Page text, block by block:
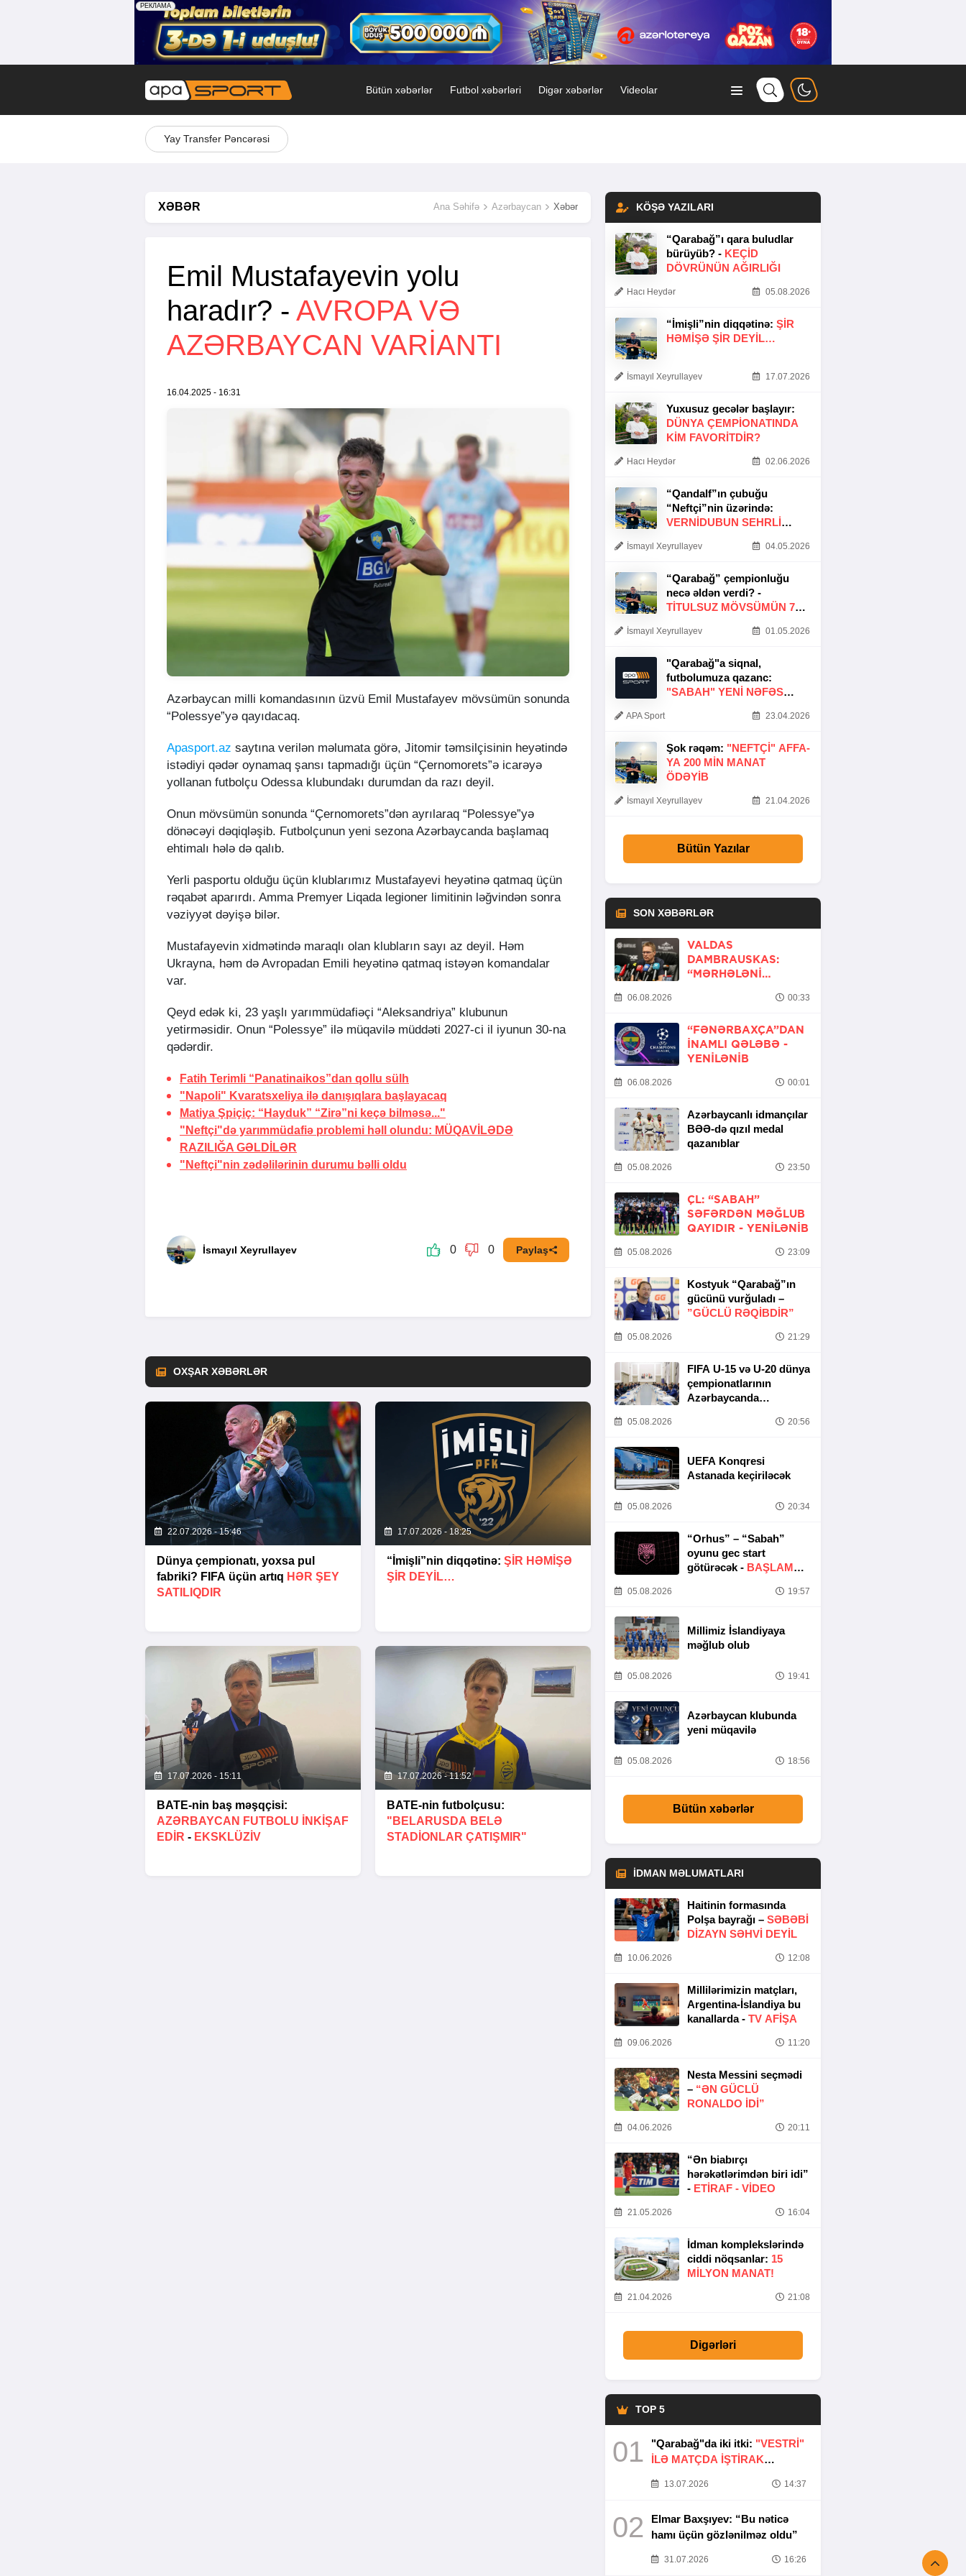
Bütün xəbərlər Futbol xəbərləri Digər xəbərlər Videolar
Yay Transfer Pəncərəsi
XƏBƏR Ana Səhifə Azərbaycan Xəbər
Emil Mustafayevin yolu
haradır? - AVROPA VƏ
AZƏRBAYCAN VARİANTI
16.04.2025 - 16:31
Azərbaycan milli komandasının üzvü Emil Mustafayev mövsümün sonunda
“Polessye”yə qayıdacaq.
Apasport.az saytına verilən məlumata görə, Jitomir təmsilçisinin heyətində
istədiyi qədər oynamaq şansı tapmadığı üçün “Çernomorets”ə icarəyə
yollanan futbolçu Odessa klubundakı durumdan da razı deyil.
Onun mövsümün sonunda “Çernomorets”dən ayrılaraq “Polessye”yə
dönəcəyi dəqiqləşib. Futbolçunun yeni sezona Azərbaycanda başlamaq
ehtimalı hələ də qalıb.
Yerli pasportu olduğu üçün klublarımız Mustafayevi heyətinə qatmaq üçün
rəqabət aparırdı. Amma Premyer Liqada legioner limitinin ləğvindən sonra
vəziyyət dəyişə bilər.
Mustafayevin xidmətində maraqlı olan klubların sayı az deyil. Həm
Ukrayna, həm də Avropadan Emili heyətinə qatmaq istəyən komandalar
var.
Qeyd edək ki, 23 yaşlı yarımmüdafiəçi “Aleksandriya” klubunun
yetirməsidir. Onun “Polessye” ilə müqavilə müddəti 2027-ci il iyunun 30-na
qədərdir.
Fatih Terimli “Panatinaikos”dan qollu sülh
"Napoli" Kvaratsxeliya ilə danışıqlara başlayacaq
Matiya Şpiçiç: “Hayduk” “Zirə”ni keçə bilməsə..."
"Neftçi"də yarımmüdafiə problemi həll olundu: MÜQAVİLƏDƏ
RAZILIĞA GƏLDİLƏR
"Neftçi"nin zədəlilərinin durumu bəlli oldu
İsmayıl Xeyrullayev 0 0 Paylaş
OXŞAR XƏBƏRLƏR
22.07.2026 - 15:46
Dünya çempionatı, yoxsa pul
fabriki? FIFA üçün artıq HƏR ŞEY
SATILIQDIR
17.07.2026 - 18:25
“İmişli”nin diqqətinə: ŞIR HƏMIŞƏ
ŞIR DEYIL…
17.07.2026 - 15:11
BATE-nin baş məşqçisi:
AZƏRBAYCAN FUTBOLU INKIŞAF
EDIR - EKSKLÜZİV
17.07.2026 - 11:52
BATE-nin futbolçusu:
"BELARUSDA BELƏ
STADIONLAR ÇATIŞMIR"
KÖŞƏ YAZILARI
“Qarabağ”ı qara buludlar
bürüyüb? - KEÇID
DÖVRÜNÜN AĞIRLIĞI
Hacı Heydər 05.08.2026
“İmişli”nin diqqətinə: ŞIR
HƏMIŞƏ ŞIR DEYIL…
İsmayıl Xeyrullayev 17.07.2026
Yuxusuz gecələr başlayır:
DÜNYA ÇEMPIONATINDA
KIM FAVORITDIR?
Hacı Heydər 02.06.2026
“Qandalf”ın çubuğu
“Neftçi”nin üzərində:
VERNİDUBUN SEHRLİ
İsmayıl Xeyrullayev 04.05.2026
“Qarabağ” çempionluğu
necə əldən verdi? -
TITULSUZ MÖVSÜMÜN 7
İsmayıl Xeyrullayev 01.05.2026
"Qarabağ"a siqnal,
futbolumuza qazanc:
"SABAH" YENI NƏFƏS
APA Sport 23.04.2026
Şok rəqəm: "NEFTÇI" AFFA-
YA 200 MIN MANAT
ÖDƏYIB
İsmayıl Xeyrullayev 21.04.2026
Bütün Yazılar
SON XƏBƏRLƏR
VALDAS
DAMBRAUSKAS:
“MƏRHƏLƏNI
06.08.2026 00:33
“FƏNƏRBAXÇA”DAN
INAMLI QƏLƏBƏ -
YENİLƏNİB
06.08.2026 00:01
Azərbaycanlı idmançılar
BƏƏ-də qızıl medal
qazanıblar
05.08.2026 23:50
ÇL: “SABAH”
SƏFƏRDƏN MƏĞLUB
QAYIDIR - YENİLƏNİB
05.08.2026 23:09
Kostyuk “Qarabağ”ın
gücünü vurğuladı –
”GÜCLÜ RƏQİBDİR”
05.08.2026 21:29
FIFA U-15 və U-20 dünya
çempionatlarının
Azərbaycanda
Təşkilat Komitəsinin
05.08.2026 20:56
UEFA Konqresi
Astanada keçiriləcək
05.08.2026 20:34
“Orhus” – “Sabah”
oyunu gec start
götürəcək - BAŞLAMA
05.08.2026 19:57
Millimiz İslandiyaya
məğlub olub
05.08.2026 19:41
Azərbaycan klubunda
yeni müqavilə
05.08.2026 18:56
Bütün xəbərlər
İDMAN MƏLUMATLARI
Haitinin formasında
Polşa bayrağı – SƏBƏBI
DIZAYN SƏHVI DEYIL
10.06.2026 12:08
Millilərimizin matçları,
Argentina-İslandiya bu
kanallarda - TV AFİŞA
09.06.2026 11:20
Nesta Messini seçmədi
– “ƏN GÜCLÜ
RONALDO IDI”
04.06.2026 20:11
“Ən biabırçı
hərəkətlərimdən biri idi”
- ETIRAF - VİDEO
21.05.2026 16:04
İdman komplekslərində
ciddi nöqsanlar: 15
MILYON MANAT!
21.04.2026 21:08
Digərləri
TOP 5
01 "Qarabağ"da iki itki: "VESTRİ"
İLƏ MATÇDA İŞTİRAK
13.07.2026 14:37
02
Elmar Baxşıyev: “Bu nəticə
hamı üçün gözlənilməz oldu”
31.07.2026 16:26